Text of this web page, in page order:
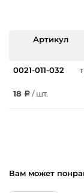
Артикул
0021-011-032
18 / шт.
Вам может